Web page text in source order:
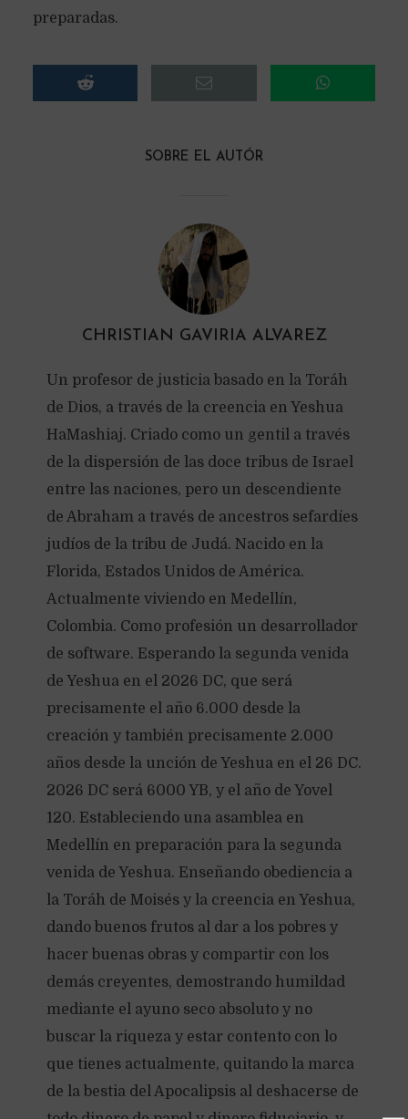
preparadas.
SOBRE EL AUTÓR
CHRISTIAN GAVIRIA ALVAREZ
Un profesor de justicia basado en la Toráh
de Dios, a través de la creencia en Yeshua
HaMashiaj. Criado como un gentil a través
de la dispersión de las doce tribus de Israel
entre las naciones, pero un descendiente
de Abraham a través de ancestros sefardíes
judíos de la tribu de Judá. Nacido en la
Florida, Estados Unidos de América.
Actualmente viviendo en Medellín,
Colombia. Como profesión un desarrollador
de software. Esperando la segunda venida
de Yeshua en el 2026 DC, que será
precisamente el año 6.000 desde la
creación y también precisamente 2.000
años desde la unción de Yeshua en el 26 DC.
2026 DC será 6000 YB, y el año de Yovel
120. Estableciendo una asamblea en
Medellín en preparación para la segunda
venida de Yeshua. Enseñando obediencia a
la Toráh de Moisés y la creencia en Yeshua,
dando buenos frutos al dar a los pobres y
hacer buenas obras y compartir con los
demás creyentes, demostrando humildad
mediante el ayuno seco absoluto y no
buscar la riqueza y estar contento con lo
que tienes actualmente, quitando la marca
de la bestia del Apocalipsis al deshacerse de